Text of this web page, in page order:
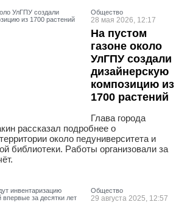
Общество
28 мая 2026, 12:17
На пустом
газоне около
УлГПУ создали
дизайнерскую
композицию из
1700 растений
Глава города
рассказал подробнее о
около педуниверситета и
библиотеки. Работы организовали за
Общество
29 августа 2025, 12:57